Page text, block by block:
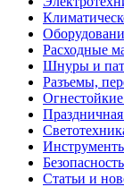
Расходные
Шнуры и
Разъемы,
Безопасность
Статьи и